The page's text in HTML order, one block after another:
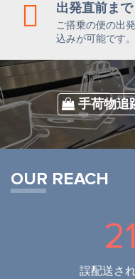
出発直前まで
ご搭乗の便の出
込みが可能です。
手荷物追
OUR REACH
誤配送さ